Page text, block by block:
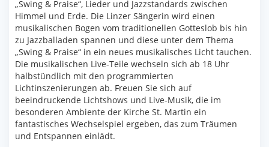
„Swing & Praise“, Lieder und Jazzstandards zwischen
Himmel und Erde. Die Linzer Sängerin wird einen
musikalischen Bogen vom traditionellen Gotteslob bis hin
zu Jazzballaden spannen und diese unter dem Thema
„Swing & Praise“ in ein neues musikalisches Licht tauchen.
Die musikalischen Live-Teile wechseln sich ab 18 Uhr
halbstündlich mit den programmierten
Lichtinszenierungen ab. Freuen Sie sich auf
beeindruckende Lichtshows und Live-Musik, die im
besonderen Ambiente der Kirche St. Martin ein
fantastisches Wechselspiel ergeben, das zum Träumen
und Entspannen einlädt.